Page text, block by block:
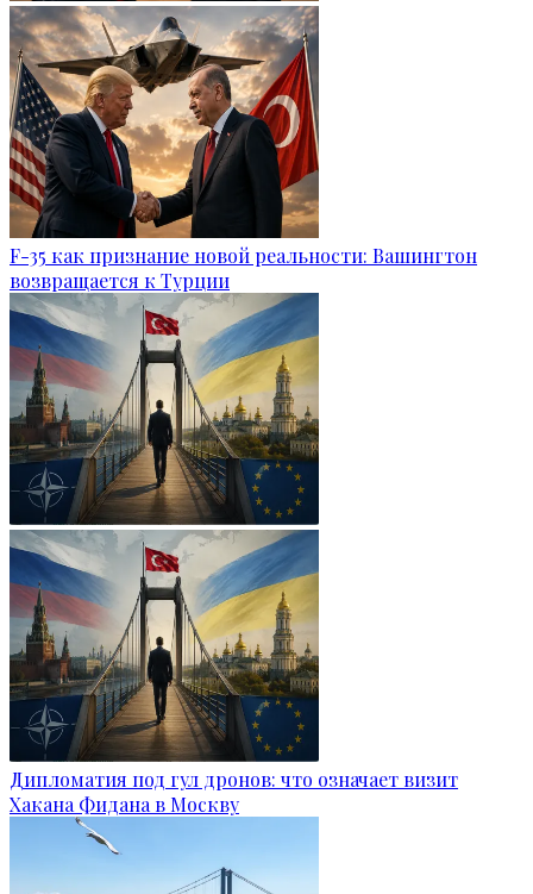
F-35 как признание новой реальности: Вашингтон
возвращается к Турции
Дипломатия под гул дронов: что означает визит
Хакана Фидана в Москву